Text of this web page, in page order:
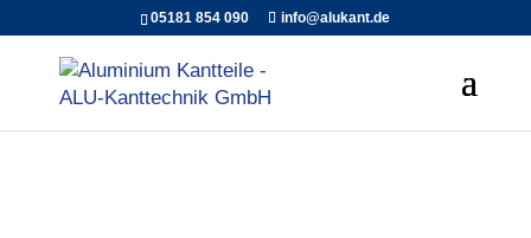
05181 854 090 info@alukant.de